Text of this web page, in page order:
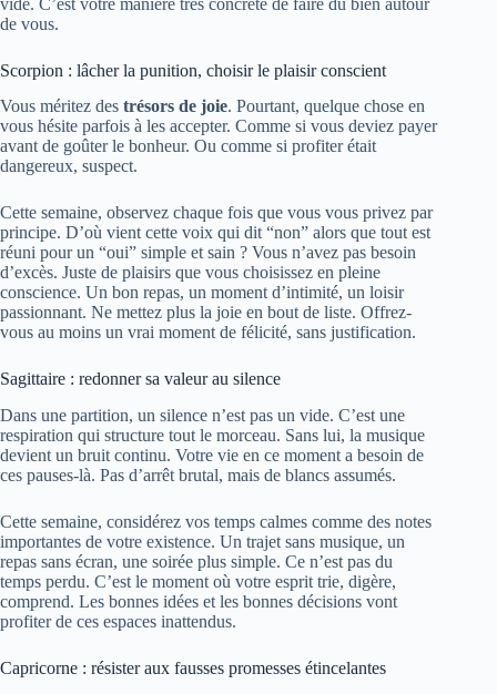
de vous.
Scorpion : lâcher la punition, choisir le plaisir conscient
Vous méritez des trésors de joie. Pourtant, quelque chose en
vous hésite parfois à les accepter. Comme si vous deviez payer
avant de goûter le bonheur. Ou comme si profiter était
dangereux, suspect.
Cette semaine, observez chaque fois que vous vous privez par
principe. D’où vient cette voix qui dit “non” alors que tout est
réuni pour un “oui” simple et sain ? Vous n’avez pas besoin
d’excès. Juste de plaisirs que vous choisissez en pleine
conscience. Un bon repas, un moment d’intimité, un loisir
passionnant. Ne mettez plus la joie en bout de liste. Offrez-
vous au moins un vrai moment de félicité, sans justification.
Sagittaire : redonner sa valeur au silence
Dans une partition, un silence n’est pas un vide. C’est une
respiration qui structure tout le morceau. Sans lui, la musique
devient un bruit continu. Votre vie en ce moment a besoin de
ces pauses-là. Pas d’arrêt brutal, mais de blancs assumés.
Cette semaine, considérez vos temps calmes comme des notes
importantes de votre existence. Un trajet sans musique, un
repas sans écran, une soirée plus simple. Ce n’est pas du
temps perdu. C’est le moment où votre esprit trie, digère,
comprend. Les bonnes idées et les bonnes décisions vont
profiter de ces espaces inattendus.
Capricorne : résister aux fausses promesses étincelantes